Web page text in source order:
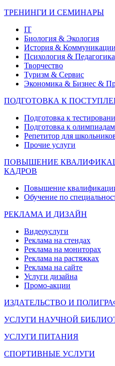
ТРЕНИНГИ И СЕМИНАРЫ
IT
Биология & Экология
История & Коммуникации
Психология & Педагогика
Творчество
Туризм & Сервис
Экономика & Бизнес &
ПОДГОТОВКА К
Подготовка к
Подготовка к олимпиадам
Репетитор для
Прочие услуги
ПОВЫШЕНИЕ
КАДРОВ
Повышение
Обучение по
РЕКЛАМА И ДИЗАЙН
Видеоуслуги
Реклама на стендах
Реклама на мониторах
Реклама на растяжках
Реклама на сайте
Услуги дизайна
Промо-акции
ИЗДАТЕЛЬСТВО И
УСЛУГИ НАУЧНОЙ
УСЛУГИ ПИТАНИЯ
СПОРТИВНЫЕ УСЛУГИ